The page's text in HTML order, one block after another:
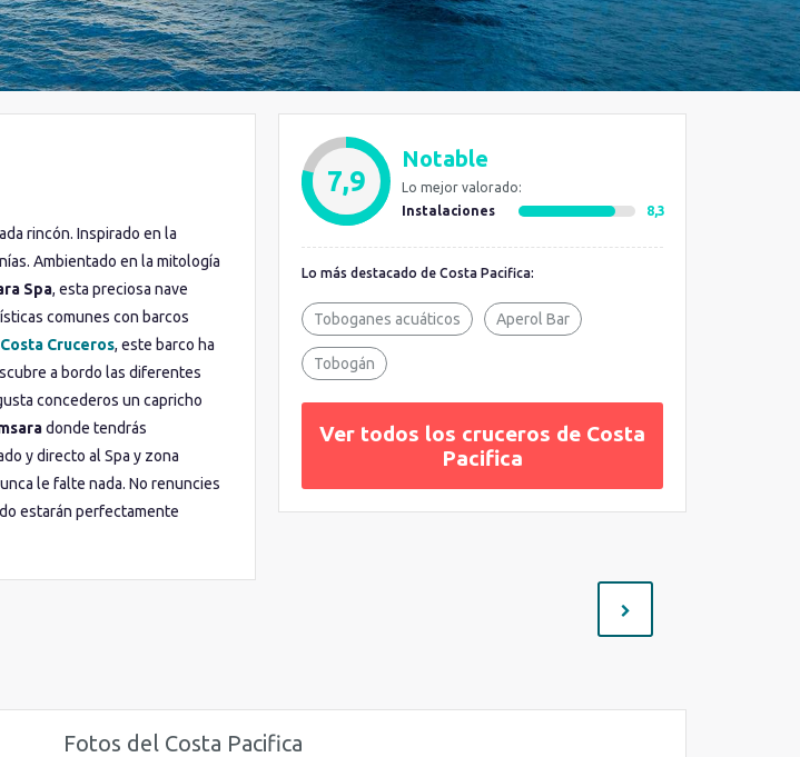
rincón. Inspirado en la
Ambientado en la mitología
Spa, esta preciosa nave
comunes con barcos
Costa Cruceros, este barco ha
a bordo las diferentes
concederos un capricho
donde tendrás
y directo al Spa y zona
le falte nada. No renuncies
estarán perfectamente
7,9
Notable
Lo mejor valorado:
Instalaciones
8,3
Lo más destacado de Costa Pacifica:
Toboganes acuáticos Aperol Bar
Tobogán
Ver todos los cruceros de Costa
Pacifica
Fotos del Costa Pacifica